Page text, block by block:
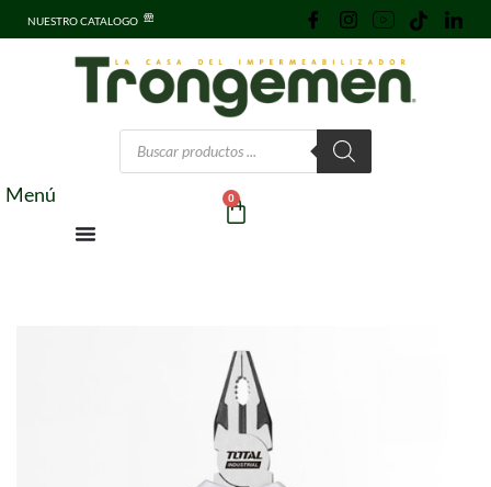
NUESTRO CATALOGO
Menú 0